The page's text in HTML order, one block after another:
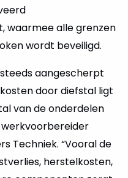
waarmee alle grenzen
wordt beveiligd.
aangescherpt
door diefstal ligt
van de onderdelen
Techniek. “Vooral de
herstelkosten,